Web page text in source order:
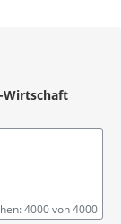
Wirtschaft
4000 von 4000